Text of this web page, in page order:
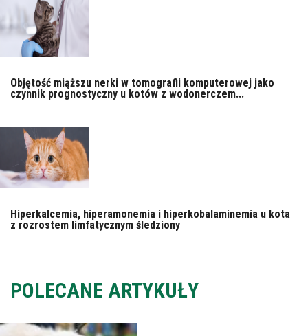
Objętość miąższu nerki w tomografii komputerowej jako
czynnik prognostyczny u kotów z wodonerczem...
Hiperkalcemia, hiperamonemia i hiperkobalaminemia u kota
z rozrostem limfatycznym śledziony
POLECANE ARTYKUŁY